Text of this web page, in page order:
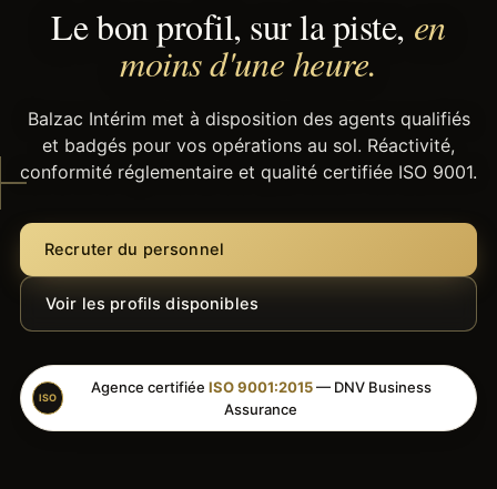
Le bon profil, sur la piste, en
moins d'une heure.
Balzac Intérim met à disposition des agents qualifiés
et badgés pour vos opérations au sol. Réactivité,
conformité réglementaire et qualité certifiée ISO 9001.
Recruter du personnel
Voir les profils disponibles
ISO
Agence certifiée ISO 9001:2015— DNV Business
Assurance